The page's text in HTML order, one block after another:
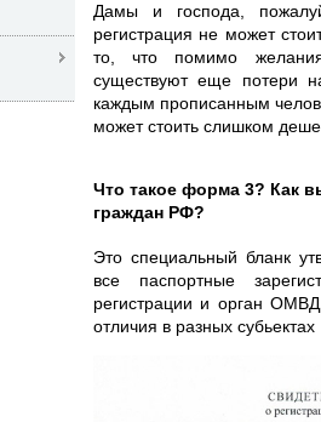
Дамы и господа,
регистрация не может
то, что помимо желания
существуют еще потери
каждым прописанным
может стоить слишком
Что такое форма 3? Как
граждан РФ?
Это специальный бланк
все паспортные
регистрации и орган
отличия в разных